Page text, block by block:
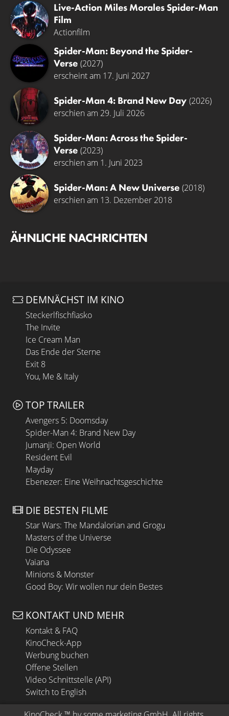
Live-Action Miles Morales Spider-Man
Film
Actionfilm
Spider-Man: Beyond the Spider-
Verse (2027)
erscheint am 17. Juni 2027
Spider-Man 4: Brand New Day (2026)
erschien am 29. Juli 2026
Spider-Man: Across the Spider-
Verse (2023)
erschien am 1. Juni 2023
Spider-Man: A New Universe (2018)
erschien am 13. Dezember 2018
ÄHNLICHE NACHRICHTEN
DEMNÄCHST IM KINO
Steckerlfischfiasko
The Invite
Ice Cream Man
Das Ende der Sterne
Exit 8
You, Me & Italy
TOP TRAILER
Avengers 5: Doomsday
Spider-Man 4: Brand New Day
Jumanji: Open World
Resident Evil
Mayday
Ebenezer: Eine Weihnachtsgeschichte
DIE BESTEN FILME
Star Wars: The Mandalorian and Grogu
Masters of the Universe
Die Odyssee
Vaiana
Minions & Monster
Good Boy: Wir wollen nur dein Bestes
KONTAKT UND MEHR
Kontakt & FAQ
KinoCheck-App
Werbung buchen
Offene Stellen
Video Schnittstelle (API)
Switch to English